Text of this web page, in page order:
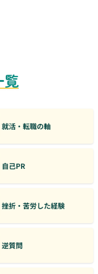
覧
就活・転職の軸
自己PR
挫折・苦労した経験
逆質問